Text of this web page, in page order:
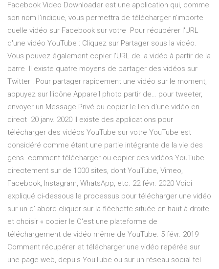
Facebook Video Downloader est une application qui, comme
son nom l'indique, vous permettra de télécharger n'importe
quelle vidéo sur Facebook sur votre Pour récupérer l'URL
d'une vidéo YouTube : Cliquez sur Partager sous la vidéo.
Vous pouvez également copier l'URL de la vidéo à partir de la
barre Il existe quatre moyens de partager des vidéos sur
Twitter : Pour partager rapidement une vidéo sur le moment,
appuyez sur l'icône Appareil photo partir de… pour tweeter,
envoyer un Message Privé ou copier le lien d'une vidéo en
direct 20 janv. 2020 Il existe des applications pour
télécharger des vidéos YouTube sur votre YouTube est
considéré comme étant une partie intégrante de la vie des
gens. comment télécharger ou copier des vidéos YouTube
directement sur de 1000 sites, dont YouTube, Vimeo,
Facebook, Instagram, WhatsApp, etc. 22 févr. 2020 Voici
expliqué ci-dessous le processus pour télécharger une vidéo
sur un d' abord cliquer sur la fléchette située en haut à droite
et choisir « copier le C'est une plateforme de
téléchargement de vidéo même de YouTube. 5 févr. 2019
Comment récupérer et télécharger une vidéo repérée sur
une page web, depuis YouTube ou sur un réseau social tel